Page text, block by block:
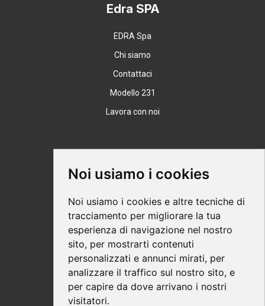
Noi usiamo i cookies
Noi usiamo i cookies e altre tecniche di
tracciamento per migliorare la tua
esperienza di navigazione nel nostro
sito, per mostrarti contenuti
personalizzati e annunci mirati, per
analizzare il traffico sul nostro sito, e
per capire da dove arrivano i nostri
visitatori.
Edra SPA
EDRA Spa
Chi siamo
Contattaci
Modello 231
Lavora con noi
Supporto
Modalità di acquisto
Ebook help
Privacy
Recesso
Spedizione